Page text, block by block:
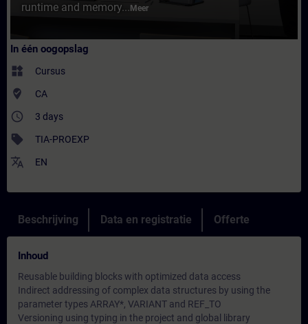
runtime and memory... Meer
In één oogopslag
widgets Cursus
where_to_vote CA
access_time 3 days
sell TIA-PROEXP
translate EN
Beschrijving Data en registratie Offerte
Inhoud
Reusable building blocks with optimized data access
Indirect addressing of complex data structures by using the
parameter types ARRAY*, VARIANT and REF_TO
Versioning using typing in the project and global library